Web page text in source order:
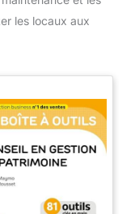
les locaux aux